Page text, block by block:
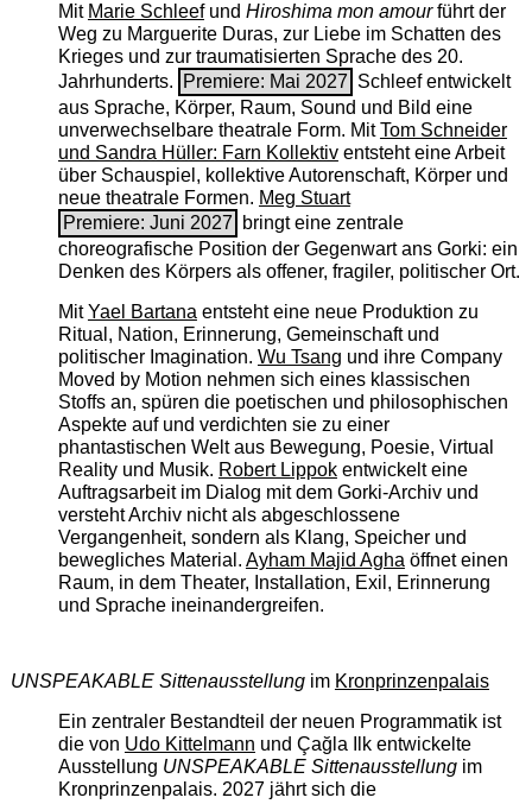
Mit Marie Schleefund Hiroshima mon amourführt der
Weg zu Marguerite Duras, zur Liebe im Schatten des
Krieges und zur traumatisierten Sprache des 20.
Jahrhunderts.
Premiere: Mai 2027 Schleef entwickelt
aus Sprache, Körper, Raum, Sound und Bild eine
unverwechselbare theatrale Form. MitTom Schneider
und Sandra Hüller: Farn Kollektiventsteht eine Arbeit
über Schauspiel, kollektive Autorenschaft, Körper und
neue theatrale Formen. Meg Stuart
Premiere: Juni 2027
bringt eine zentrale
choreografische Position der Gegenwart ans Gorki: ein
Denken des Körpers als offener, fragiler, politischer Ort.
MitYael Bartanaentsteht eine neue Produktion zu
Ritual, Nation, Erinnerung, Gemeinschaft und
politischer Imagination. Wu Tsang und ihre Company
Moved by Motion nehmen sich eines klassischen
Stoffs an, spüren die poetischen und philosophischen
Aspekte auf und verdichten sie zu einer
phantastischen Welt aus Bewegung, Poesie, Virtual
Reality und Musik. Robert Lippokentwickelt eine
Auftragsarbeit im Dialog mit dem Gorki-Archiv und
versteht Archiv nicht als abgeschlossene
Vergangenheit, sondern als Klang, Speicher und
bewegliches Material. Ayham Majid Aghaöffnet einen
Raum, in dem Theater, Installation, Exil, Erinnerung
und Sprache ineinandergreifen.
UNSPEAKABLE Sittenausstellungim Kronprinzenpalais
Ein zentraler Bestandteil der neuen Programmatik ist
die von Udo Kittelmann und Çağla Ilk entwickelte
Ausstellung UNSPEAKABLE Sittenausstellungim
Kronprinzenpalais. 2027 jährt sich die